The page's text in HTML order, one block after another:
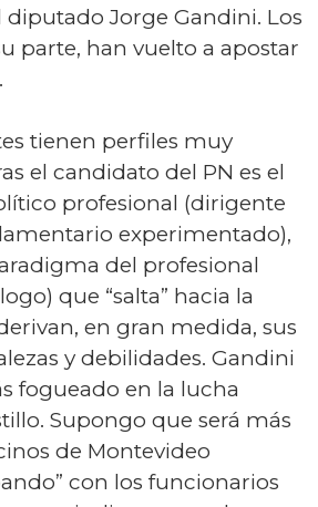
Jorge Gandini. Los
parte, han vuelto a apostar
tienen perfiles muy
el candidato del PN es el
profesional (dirigente
experimentado),
del profesional
que “salta” hacia la
en gran medida, sus
y debilidades. Gandini
fogueado en la lucha
Supongo que será más
de Montevideo
con los funcionarios